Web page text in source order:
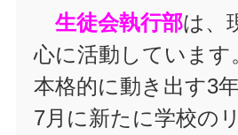
生徒会執行部は、
心に活動しています
本格的に動き出す3
7月に新たに学校の